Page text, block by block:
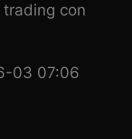
con
03 07:06